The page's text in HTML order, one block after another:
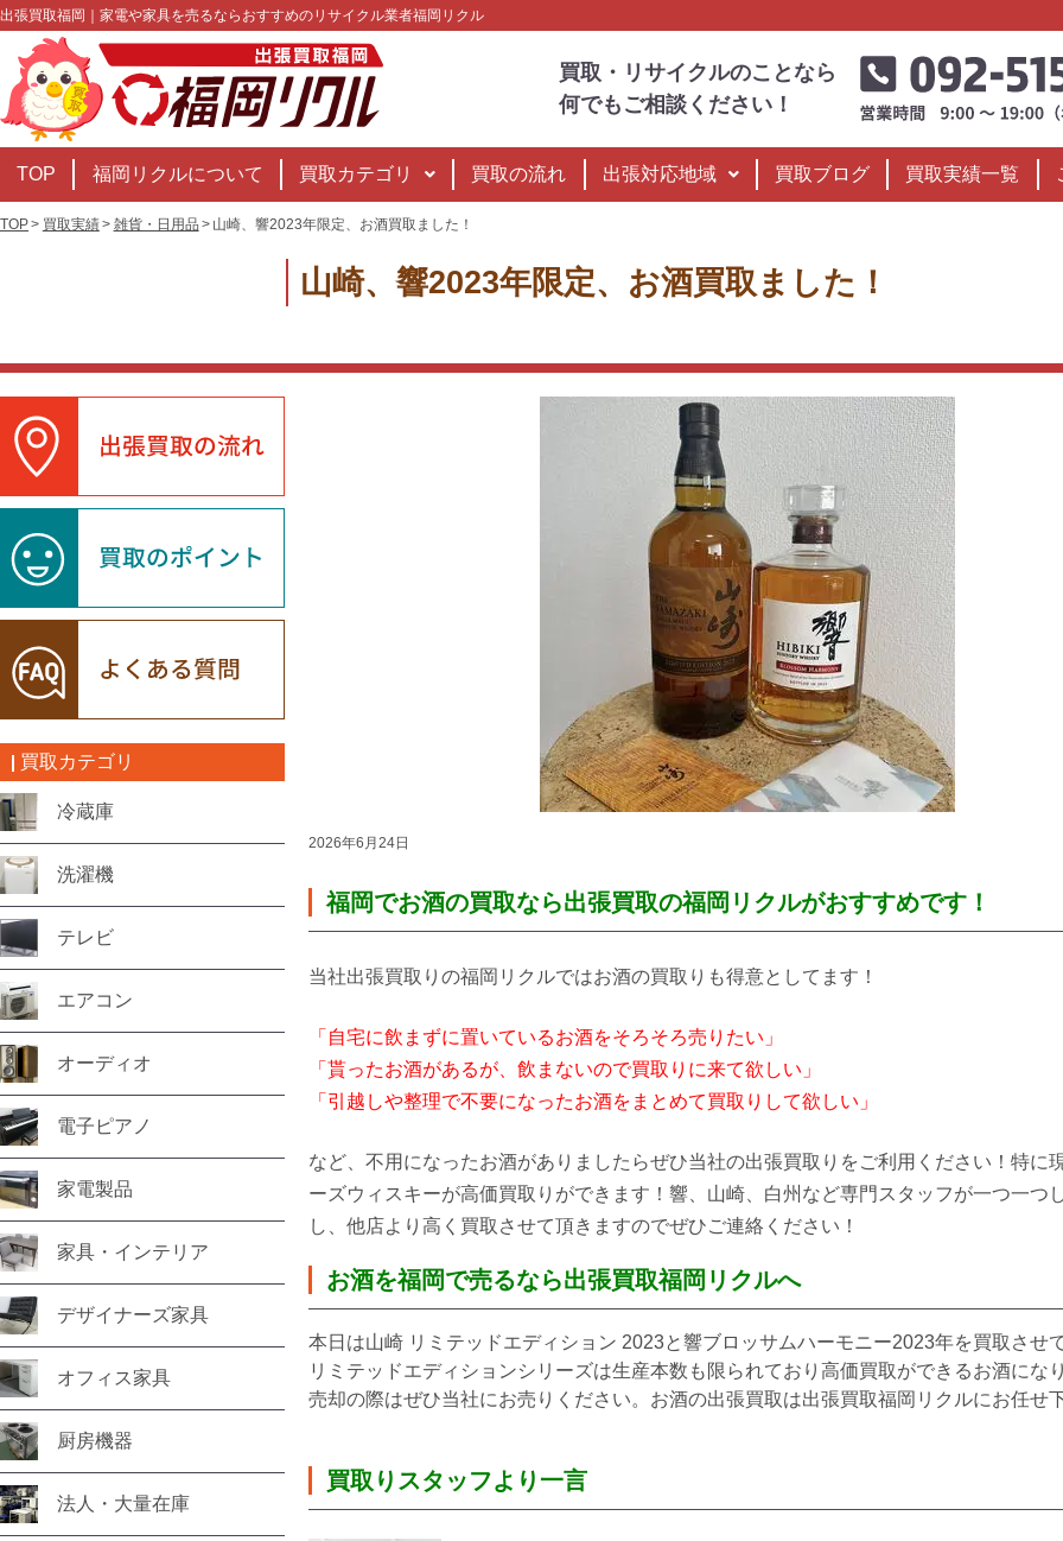
出張買取福岡｜家電や家具を売るならおすすめのリサイクル業者福岡リクル
買取・リサイクルのことなら
何でもご相談ください！
TOP 福岡リクルについて 買取カテゴリ 買取の流れ 出張対応地域 買取ブログ 買取実績一覧
TOP 買取実績 雑貨・日用品 山崎、響2023年限定、お酒買取ました！
山崎、響2023年限定、お酒買取ました！
買取カテゴリ
冷蔵庫
洗濯機
テレビ
エアコン
オーディオ
電子ピアノ
家電製品
家具・インテリア
デザイナーズ家具
オフィス家具
厨房機器
法人・大量在庫
2026年6月24日
福岡でお酒の買取なら出張買取の福岡リクルがおすすめです！
当社出張買取りの福岡リクルではお酒の買取りも得意としてます！
「自宅に飲まずに置いているお酒をそろそろ売りたい」
「貰ったお酒があるが、飲まないので買取りに来て欲しい」
「引越しや整理で不要になったお酒をまとめて買取りして欲しい」
など、不用になったお酒がありましたらぜひ当社の出張買取りをご利用ください！特に
ーズウィスキーが高価買取りができます！響、山崎、白州など専門スタッフが一つ一つ
し、他店より高く買取させて頂きますのでぜひご連絡ください！
お酒を福岡で売るなら出張買取福岡リクルへ
本日は山崎 リミテッドエディション 2023と響ブロッサムハーモニー2023年を買取させ
リミテッドエディションシリーズは生産本数も限られており高価買取ができるお酒にな
売却の際はぜひ当社にお売りください。お酒の出張買取は出張買取福岡リクルにお任せ
買取りスタッフより一言